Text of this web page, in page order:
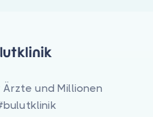
und Millionen